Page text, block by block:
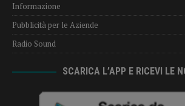
Informazione
Pubblicità per le Aziende
Radio Sound
SCARICA L’APP E RICEVI LE